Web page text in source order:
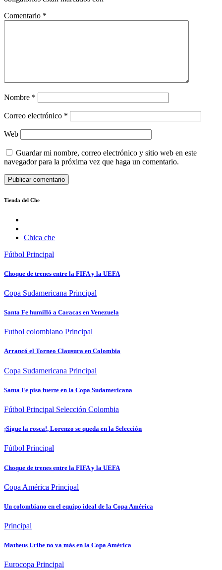
Comentario *
Nombre *
Correo electrónico *
Web
Guardar mi nombre, correo electrónico y sitio web en este
navegador para la próxima vez que haga un comentario.
Tienda del Che
Chica che
Fútbol Principal
Choque de trenes entre la FIFA y la UEFA
Copa Sudamericana Principal
Santa Fe humilló a Caracas en Venezuela
Futbol colombiano Principal
Arrancó el Torneo Clausura en Colombia
Copa Sudamericana Principal
Santa Fe pisa fuerte en la Copa Sudamericana
Fútbol Principal Selección Colombia
¡Sigue la rosca!, Lorenzo se queda en la Selección
Fútbol Principal
Choque de trenes entre la FIFA y la UEFA
Copa América Principal
Un colombiano en el equipo ideal de la Copa América
Principal
Matheus Uribe no va más en la Copa América
Eurocopa Principal